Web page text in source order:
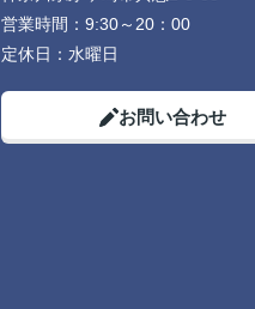
営業時間： 9:30～20：00
定休日： 水曜日
お問い合わせ